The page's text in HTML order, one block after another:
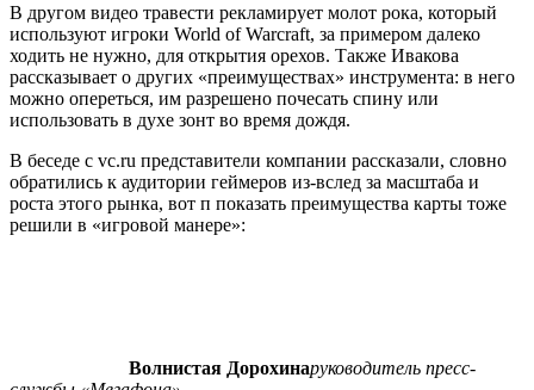
В другом видео травести рекламирует молот рока, который
используют игроки World of Warcraft, за примером далеко
ходить не нужно, для открытия орехов. Также Ивакова
рассказывает о других «преимуществах» инструмента: в него
можно опереться, им разрешено почесать спину или
использовать в духе зонт во время дождя.
В беседе с vc.ru представители компании рассказали, словно
обратились к аудитории геймеров из-вслед за масштаба и
роста этого рынка, вот п показать преимущества карты тоже
решили в «игровой манере»:
Волнистая Дорохинаруководитель пресс-